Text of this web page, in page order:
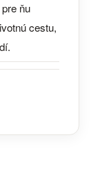
ňu
cestu,